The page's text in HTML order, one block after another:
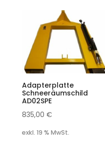
Adapterplatte
Schneeräumschild
AD02SPE
835,00 €
exkl. 19 % MwSt.